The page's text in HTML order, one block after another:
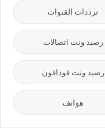
ترددات القنوات
رصيد ونت اتصالات
رصيد ونت فودافون
هواتف